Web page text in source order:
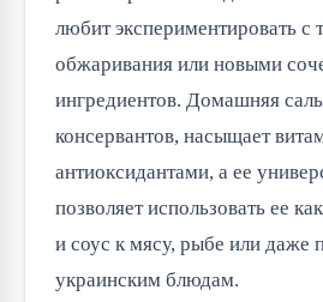
любит экспериментировать с
обжаривания или новыми
ингредиентов. Домашняя
консервантов, насыщает
антиоксидантами, а ее
позволяет использовать ее
и соус к мясу, рыбе или даже
украинским блюдам.